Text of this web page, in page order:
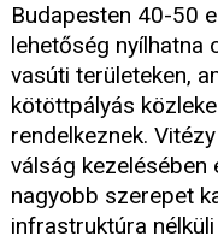
Budapesten 40-50
lehetőség nyílhatna
vasúti területeken,
kötöttpályás
rendelkeznek.
válság kezelésében
nagyobb szerepet
infrastruktúra